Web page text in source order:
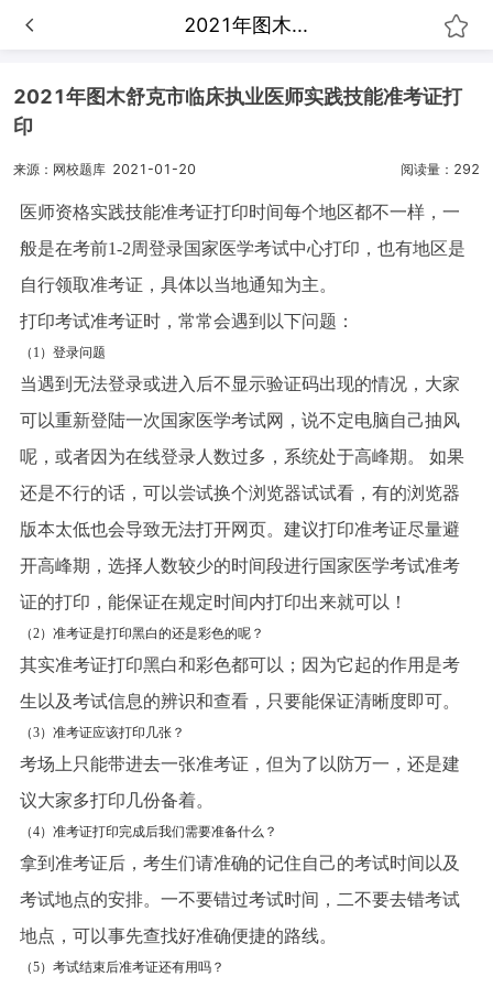
2021年图木...
2021年图木舒克市临床执业医师实践技能准考证打
印
来源：网校题库 2021-01-20 阅读量：292
医师资格实践技能准考证打印时间每个地区都不一样，一
般是在考前1-2周登录国家医学考试中心打印，也有地区是
自行领取准考证，具体以当地通知为主。
打印考试准考证时，常常会遇到以下问题：
（1）登录问题
当遇到无法登录或进入后不显示验证码出现的情况，大家
可以重新登陆一次国家医学考试网，说不定电脑自己抽风
呢，或者因为在线登录人数过多，系统处于高峰期。 如果
还是不行的话，可以尝试换个浏览器试试看，有的浏览器
版本太低也会导致无法打开网页。建议打印准考证尽量避
开高峰期，选择人数较少的时间段进行国家医学考试准考
证的打印，能保证在规定时间内打印出来就可以！
（2）准考证是打印黑白的还是彩色的呢？
其实准考证打印黑白和彩色都可以；因为它起的作用是考
生以及考试信息的辨识和查看，只要能保证清晰度即可。
（3）准考证应该打印几张？
考场上只能带进去一张准考证，但为了以防万一，还是建
议大家多打印几份备着。
（4）准考证打印完成后我们需要准备什么？
拿到准考证后，考生们请准确的记住自己的考试时间以及
考试地点的安排。一不要错过考试时间，二不要去错考试
地点，可以事先查找好准确便捷的路线。
（5）考试结束后准考证还有用吗？